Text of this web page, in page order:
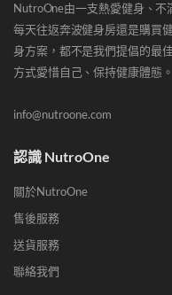
NutroOne由一支熱愛健身、
每天往返奔波健身房還是購買
身方案，都不是我們提倡的最
方式愛惜自己、保持健康體態。
info@nutroone.com
認識 NutroOne
關於NutroOne
售後服務
送貨服務
聯絡我們